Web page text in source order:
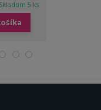
Skladom 5 ks